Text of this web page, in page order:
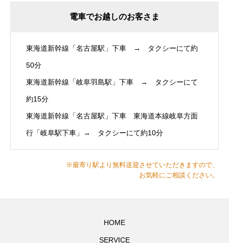
電車でお越しのお客さま
東海道新幹線「名古屋駅」下車 → タクシーにて約
50分
東海道新幹線「岐阜羽島駅」下車 → タクシーにて
約15分
東海道新幹線「名古屋駅」下車 東海道本線岐阜方面
行「岐阜駅下車」→ タクシーにて約10分
※最寄り駅より無料送迎させていただきますので、
お気軽にご相談ください。
HOME
SERVICE